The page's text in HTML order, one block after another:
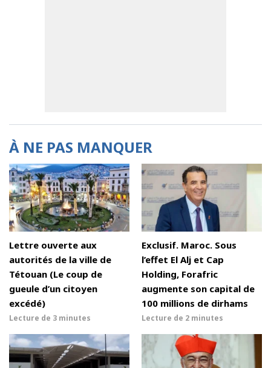
À NE PAS MANQUER
Lettre ouverte aux
autorités de la ville de
Tétouan (Le coup de
gueule d’un citoyen
excédé)
Lecture de 3 minutes
Exclusif. Maroc. Sous
l’effet El Alj et Cap
Holding, Forafric
augmente son capital de
100 millions de dirhams
Lecture de 2 minutes